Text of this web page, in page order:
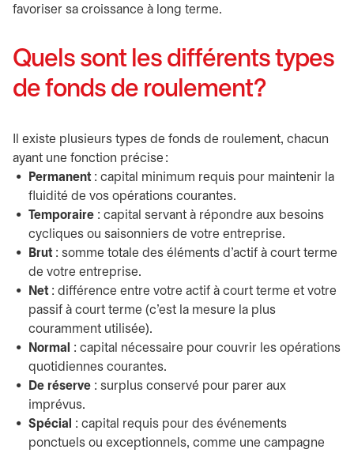
favoriser sa croissance à long terme.
Quels sont les différents types
de fonds de roulement?
Il existe plusieurs types de fonds de roulement, chacun
ayant une fonction précise :
Permanent : capital minimum requis pour maintenir la
fluidité de vos opérations courantes.
Temporaire : capital servant à répondre aux besoins
cycliques ou saisonniers de votre entreprise.
Brut : somme totale des éléments d’actif à court terme
de votre entreprise.
Net : différence entre votre actif à court terme et votre
passif à court terme (c’est la mesure la plus
couramment utilisée).
Normal
: capital nécessaire pour couvrir les opérations
quotidiennes courantes.
De réserve : surplus conservé pour parer aux
imprévus.
Spécial
: capital requis pour des événements
ponctuels ou exceptionnels, comme une campagne